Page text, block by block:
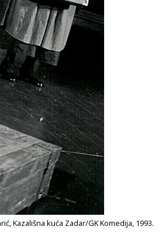
Kazališna kuća Zadar/GK Komedija, 1993.